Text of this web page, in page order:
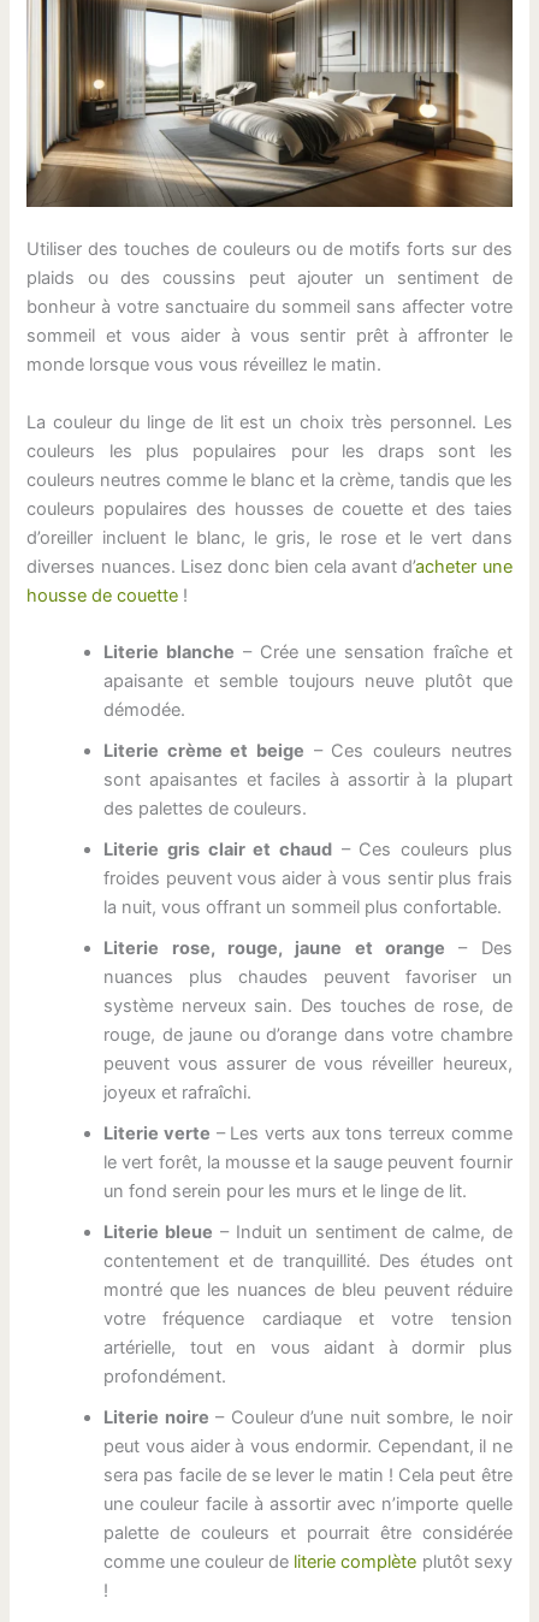
Utiliser des touches de couleurs ou de motifs forts sur des
plaids ou des coussins peut ajouter un sentiment de
bonheur à votre sanctuaire du sommeil sans affecter votre
sommeil et vous aider à vous sentir prêt à affronter le
monde lorsque vous vous réveillez le matin.
La couleur du linge de lit est un choix très personnel. Les
couleurs les plus populaires pour les draps sont les
couleurs neutres comme le blanc et la crème, tandis que les
couleurs populaires des housses de couette et des taies
d’oreiller incluent le blanc, le gris, le rose et le vert dans
diverses nuances. Lisez donc bien cela avant d’acheter une
housse de couette !
Literie blanche – Crée une sensation fraîche et
apaisante et semble toujours neuve plutôt que
démodée.
Literie crème et beige – Ces couleurs neutres
sont apaisantes et faciles à assortir à la plupart
des palettes de couleurs.
Literie gris clair et chaud– Ces couleurs plus
froides peuvent vous aider à vous sentir plus frais
la nuit, vous offrant un sommeil plus confortable.
Literie rose, rouge, jaune et orange – Des
nuances plus chaudes peuvent favoriser un
système nerveux sain. Des touches de rose, de
rouge, de jaune ou d’orange dans votre chambre
peuvent vous assurer de vous réveiller heureux,
joyeux et rafraîchi.
Literie verte – Les verts aux tons terreux comme
le vert forêt, la mousse et la sauge peuvent fournir
un fond serein pour les murs et le linge de lit.
Literie bleue – Induit un sentiment de calme, de
contentement et de tranquillité. Des études ont
montré que les nuances de bleu peuvent réduire
votre fréquence cardiaque et votre tension
artérielle, tout en vous aidant à dormir plus
profondément.
Literie noire – Couleur d’une nuit sombre, le noir
peut vous aider à vous endormir. Cependant, il ne
sera pas facile de se lever le matin ! Cela peut être
une couleur facile à assortir avec n’importe quelle
palette de couleurs et pourrait être considérée
comme une couleur de literie complète plutôt sexy
!